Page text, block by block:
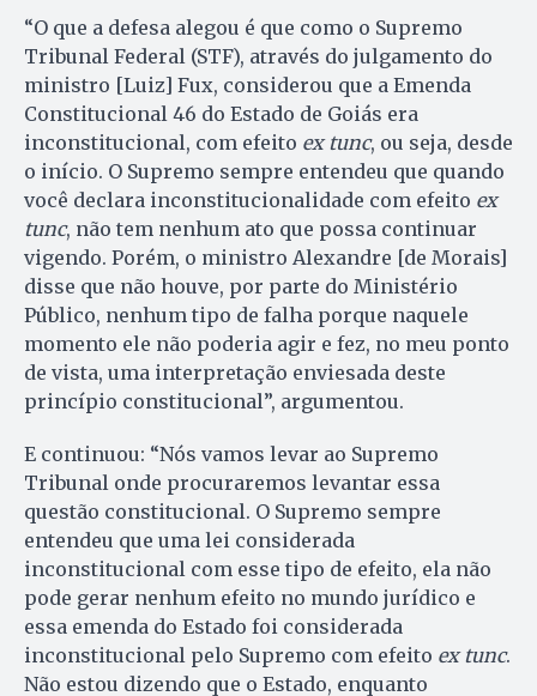
“O que a defesa alegou é que como o Supremo
Tribunal Federal (STF), através do julgamento do
ministro [Luiz] Fux, considerou que a Emenda
Constitucional 46 do Estado de Goiás era
inconstitucional, com efeito ex tunc, ou seja, desde
o início. O Supremo sempre entendeu que quando
você declara inconstitucionalidade com efeito ex
tunc, não tem nenhum ato que possa continuar
vigendo. Porém, o ministro Alexandre [de Morais]
disse que não houve, por parte do Ministério
Público, nenhum tipo de falha porque naquele
momento ele não poderia agir e fez, no meu ponto
de vista, uma interpretação enviesada deste
princípio constitucional”, argumentou.
E continuou: “Nós vamos levar ao Supremo
Tribunal onde procuraremos levantar essa
questão constitucional. O Supremo sempre
entendeu que uma lei considerada
inconstitucional com esse tipo de efeito, ela não
pode gerar nenhum efeito no mundo jurídico e
essa emenda do Estado foi considerada
inconstitucional pelo Supremo com efeito ex tunc.
Não estou dizendo que o Estado, enquanto